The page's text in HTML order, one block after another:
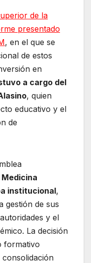
de la
presentado
, en el que se
de estos
en
a cargo del
, quien
educativo y el
de
institucional,
gestión de sus
y el
La decisión
formativo